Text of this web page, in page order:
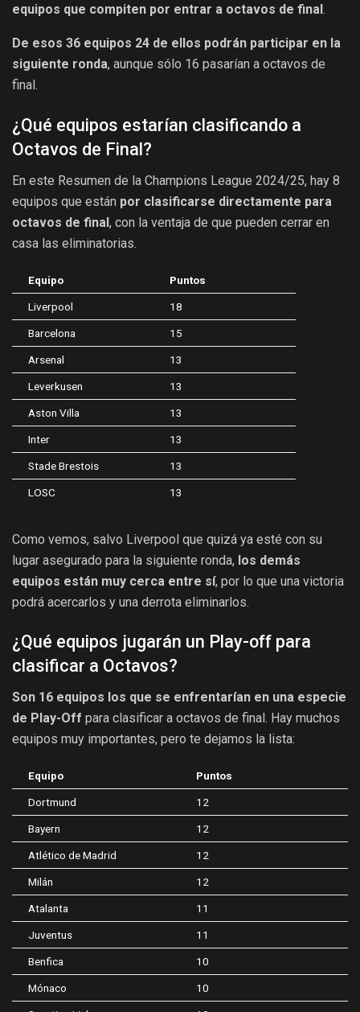
equipos que compiten por entrar a octavos de final .
De esos 36 equipos 24 de ellos podrán participar en la
siguiente ronda, aunque sólo 16 pasarían a octavos de
final.
¿Qué equipos estarían clasificando a
Octavos de Final?
En este Resumen de la Champions League 2024/25, hay 8
equipos que están por clasificarse directamente para
octavos de final, con la ventaja de que pueden cerrar en
casa las eliminatorias.
Equipo Puntos
Liverpool 18
Barcelona 15
Arsenal 13
Leverkusen 13
Aston Villa 13
Inter 13
Stade Brestois 13
LOSC 13
Como vemos, salvo Liverpool que quizá ya esté con su
lugar asegurado para la siguiente ronda, los demás
equipos están muy cerca entre sí, por lo que una victoria
podrá acercarlos y una derrota eliminarlos.
¿Qué equipos jugarán un Play-off para
clasificar a Octavos?
Son 16 equipos los que se enfrentarían en una especie
de Play-Off para clasificar a octavos de final. Hay muchos
equipos muy importantes, pero te dejamos la lista:
Equipo Puntos
Dortmund 12
Bayern 12
Atlético de Madrid 12
Milán 12
Atalanta 11
Juventus 11
Benfica 10
Mónaco 10